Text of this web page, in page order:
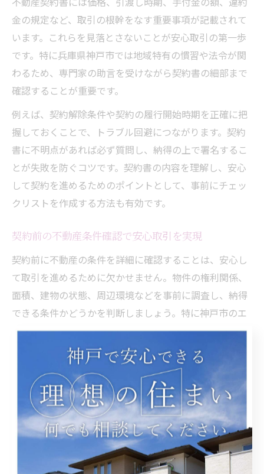
金の規定など、取引の根幹をなす重要事項が記載されて
います。これらを見落とさないことが安心取引の第一歩
です。特に兵庫県神戸市では地域特有の慣習や法令が関
わるため、専門家の助言を受けながら契約書の細部まで
確認することが重要です。
例えば、契約解除条件や契約の履行開始時期を正確に把
握しておくことで、トラブル回避につながります。契約
書に不明点があれば必ず質問し、納得の上で署名するこ
とが失敗を防ぐコツです。契約書の内容を理解し、安心
して契約を進めるためのポイントとして、事前にチェッ
クリストを作成する方法も有効です。
契約前の不動産条件確認で安心取引を実現
契約前に不動産の条件を詳細に確認することは、安心し
て取引を進めるために欠かせません。物件の権利関係、
面積、建物の状態、周辺環境などを事前に調査し、納得
できる条件かどうかを判断しましょう。特に神戸市のエ
リア特性を踏まえた条件確認が重要です。
具体的には、土地の用途地域や建蔽率、容積率などの法
令制限を調べ、将来的な活用や建築計画に影響がないか
を確認します。加えて、信頼できる地元の不動産会社に
相談し、過去の取引実績や地域情報を活用することで、
より確かな物件選びが可能になります。
ローン特約や手付金のポイントを押さえる